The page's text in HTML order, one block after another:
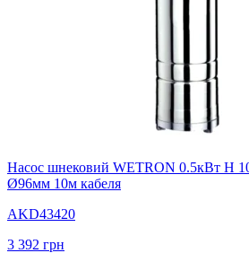
Насос шнековий WETRON 0.5кВт H
Ø96мм 10м кабеля
AKD43420
3 392 грн